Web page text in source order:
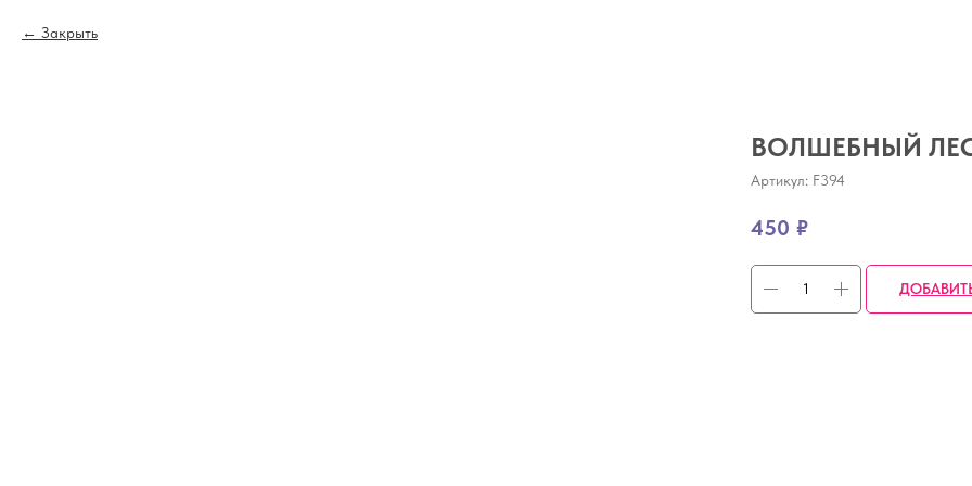
Закрыть
ВОЛШЕБНЫЙ
Артикул: F394
450 ₽